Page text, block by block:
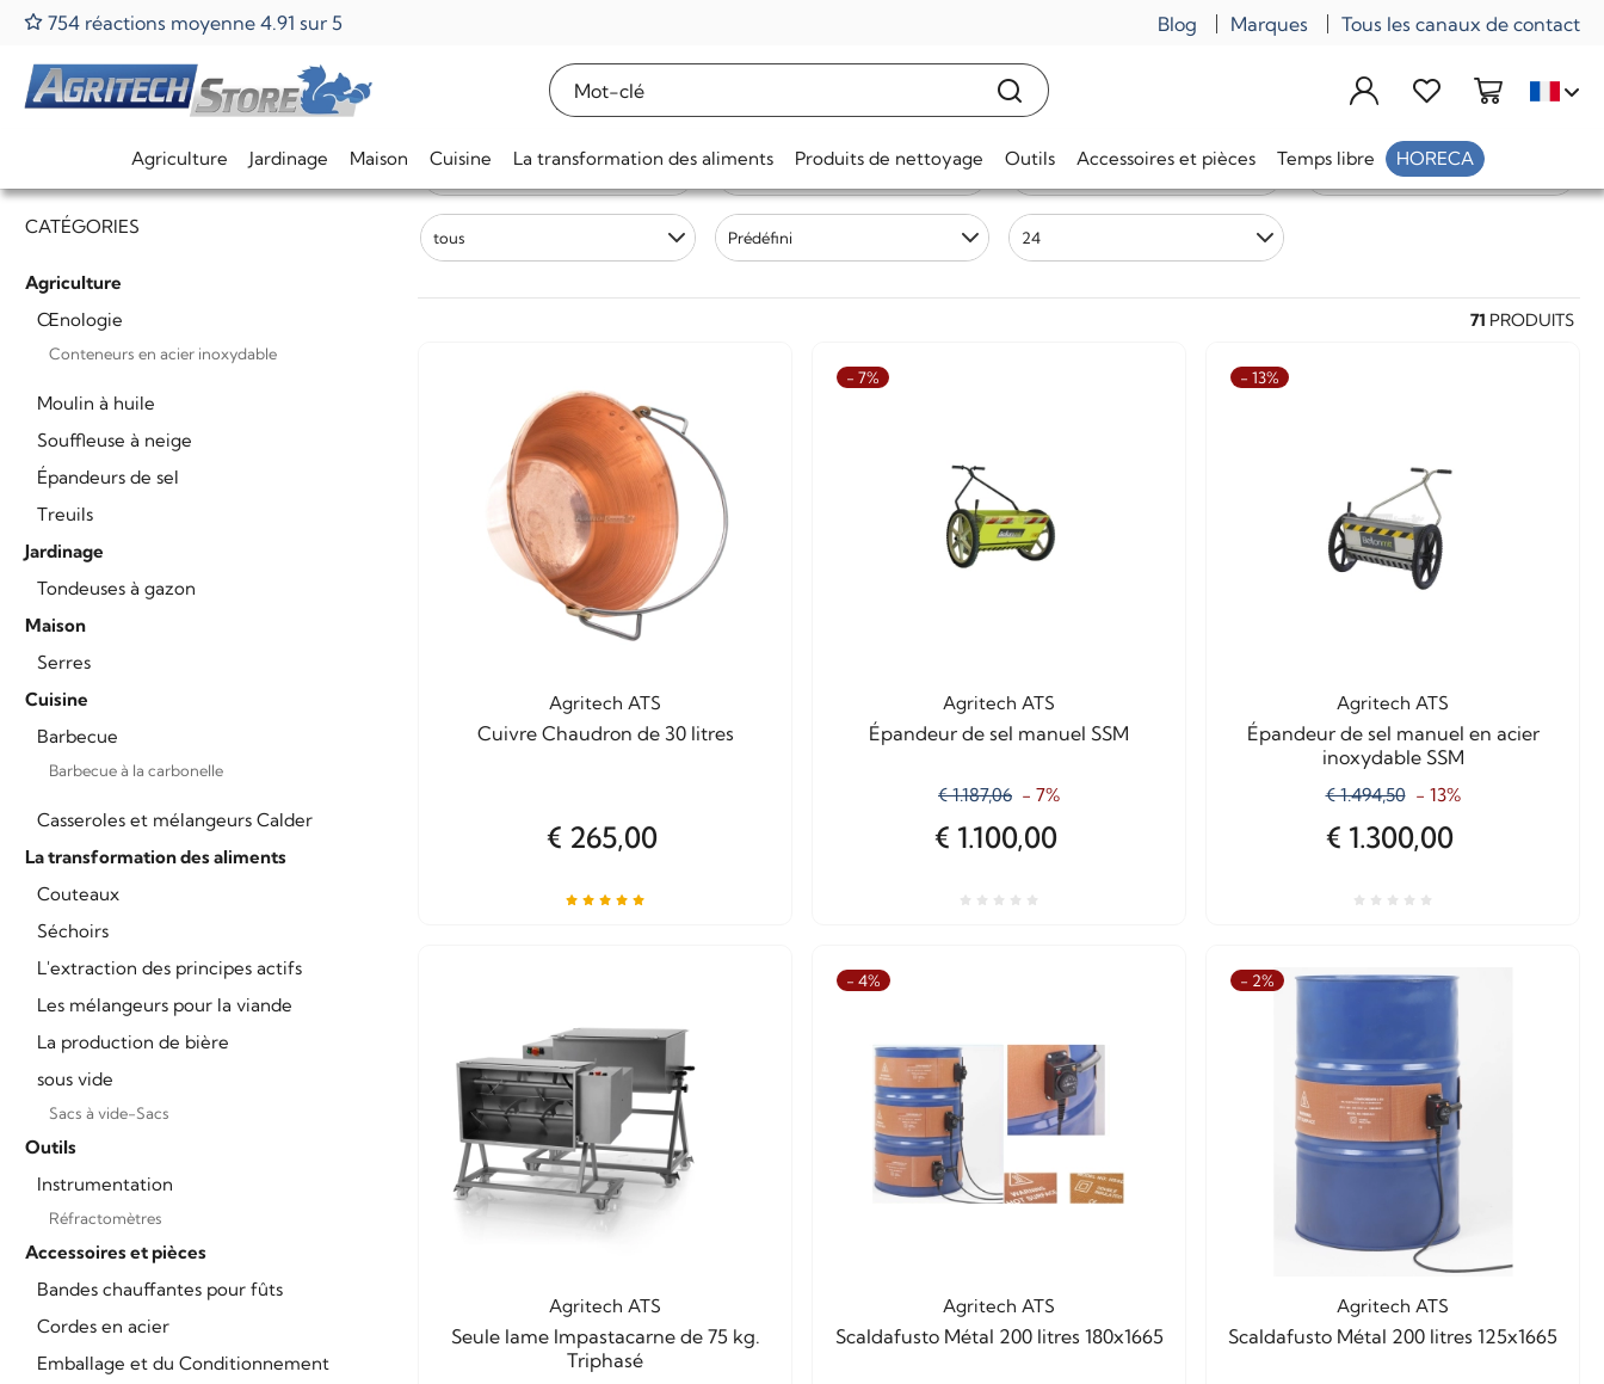
754 réactions moyenne 4.91 sur 5 Blog Marques Tous les canaux de contact
Agriculture Jardinage Maison Cuisine La transformation des aliments Produits de nettoyage Outils Accessoires et pièces Temps libre HORECA
Home Agritech ATS
CATÉGORIES
Agriculture
Œnologie
Conteneurs en acier inoxydable
Moulin à huile
Souffleuse à neige
Épandeurs de sel
Treuils
Jardinage
Tondeuses à gazon
Maison
Serres
Cuisine
Barbecue
Barbecue à la carbonelle
Casseroles et mélangeurs Calder
La transformation des aliments
Couteaux
Séchoirs
L'extraction des principes actifs
Les mélangeurs pour la viande
La production de bière
sous vide
Sacs à vide-Sacs
Outils
Instrumentation
Réfractomètres
Accessoires et pièces
Bandes chauffantes pour fûts
Cordes en acier
Emballage et du Conditionnement
Agritech ATS
Agritech ATS (202) Made Délai de livraison Prix
tous Prédéfini 24
71 PRODUITS
Agritech ATS
Cuivre Chaudron de 30 litres
€ 265,00
- 7%
Agritech ATS
Épandeur de sel manuel SSM
€ 1.187,06 - 7%
€ 1.100,00
- 13%
Agritech ATS
Épandeur de sel manuel en acier
inoxydable SSM
€ 1.494,50 - 13%
€ 1.300,00
Agritech ATS
Seule lame Impastacarne de 75 kg.
Triphasé
- 4%
Agritech ATS
Scaldafusto Métal 200 litres 180x1665
- 2%
Agritech ATS
Scaldafusto Métal 200 litres 125x1665